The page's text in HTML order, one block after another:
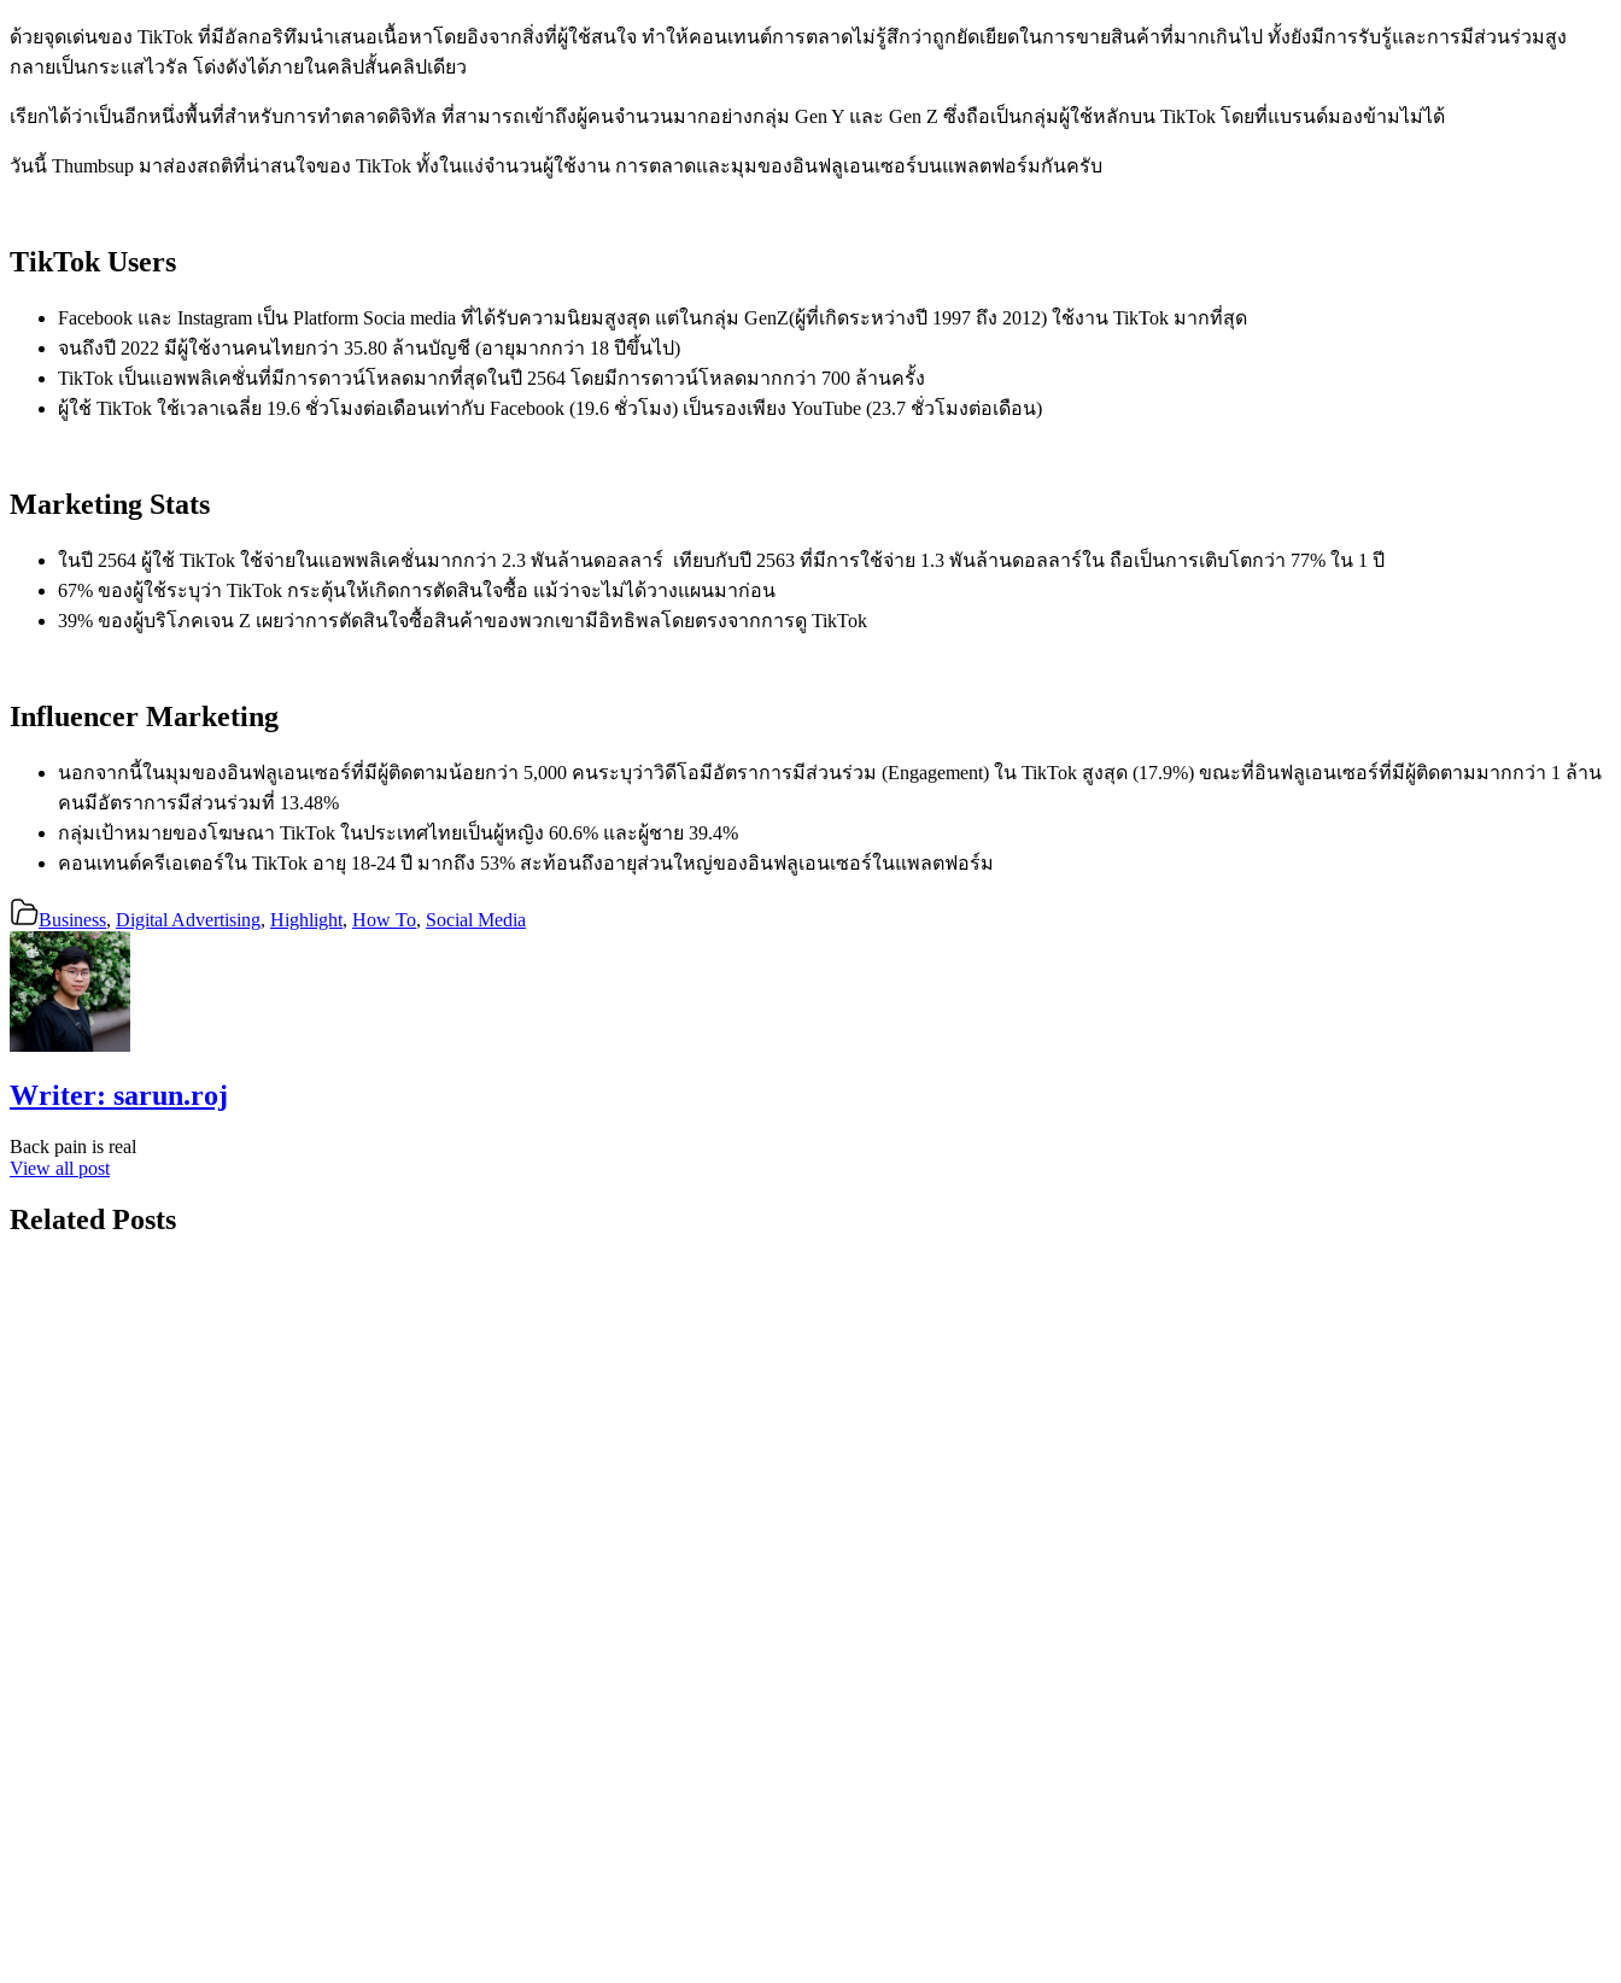
ด้วยจุดเด่นของ TikTok ที่มีอัลกอริทึมนำเสนอเนื้อหาโดยอิงจากสิ่งที่ผู้ใช้สนใจ ทำให้คอนเทนต์การตลาดไม่รู้สึกว่าถูกยัดเยียดในการขายสินค้าที่มากเกินไป ทั้งยังมีการรับรู้และการมีส่วนร่วมสูง
กลายเป็นกระแสไวรัล โด่งดังได้ภายในคลิปสั้นคลิปเดียว
เรียกได้ว่าเป็นอีกหนึ่งพื้นที่สำหรับการทำตลาดดิจิทัล ที่สามารถเข้าถึงผู้คนจำนวนมากอย่างกลุ่ม Gen Y และ Gen Z ซึ่งถือเป็นกลุ่มผู้ใช้หลักบน TikTok โดยที่แบรนด์มองข้ามไม่ได้
วันนี้ Thumbsup มาส่องสถติที่น่าสนใจของ TikTok ทั้งในแง่จำนวนผู้ใช้งาน การตลาดและมุมของอินฟลูเอนเซอร์บนแพลตฟอร์มกันครับ
TikTok Users
Facebook และ Instagram เป็น Platform Socia media ที่ได้รับความนิยมสูงสุด แต่ในกลุ่ม GenZ(ผู้ที่เกิดระหว่างปี 1997 ถึง 2012) ใช้งาน TikTok มากที่สุด
จนถึงปี 2022 มีผู้ใช้งานคนไทยกว่า 35.80 ล้านบัญชี (อายุมากกว่า 18 ปีขึ้นไป)
TikTok เป็นแอพพลิเคชั่นที่มีการดาวน์โหลดมากที่สุดในปี 2564 โดยมีการดาวน์โหลดมากกว่า 700 ล้านครั้ง
ผู้ใช้ TikTok ใช้เวลาเฉลี่ย 19.6 ชั่วโมงต่อเดือนเท่ากับ Facebook (19.6 ชั่วโมง) เป็นรองเพียง YouTube (23.7 ชั่วโมงต่อเดือน)
Marketing Stats
ในปี 2564 ผู้ใช้ TikTok ใช้จ่ายในแอพพลิเคชั่นมากกว่า 2.3 พันล้านดอลลาร์ เทียบกับปี 2563 ที่มีการใช้จ่าย 1.3 พันล้านดอลลาร์ใน ถือเป็นการเติบโตกว่า 77% ใน 1 ปี
67% ของผู้ใช้ระบุว่า TikTok กระตุ้นให้เกิดการตัดสินใจซื้อ แม้ว่าจะไม่ได้วางแผนมาก่อน
39% ของผู้บริโภคเจน Z เผยว่าการตัดสินใจซื้อสินค้าของพวกเขามีอิทธิพลโดยตรงจากการดู TikTok
Influencer Marketing
นอกจากนี้ในมุมของอินฟลูเอนเซอร์ที่มีผู้ติดตามน้อยกว่า 5,000 คนระบุว่าวิดีโอมีอัตราการมีส่วนร่วม (Engagement) ใน TikTok สูงสุด (17.9%) ขณะที่อินฟลูเอนเซอร์ที่มีผู้ติดตามมากกว่า 1 ล้าน
คนมีอัตราการมีส่วนร่วมที่ 13.48%
กลุ่มเป้าหมายของโฆษณา TikTok ในประเทศไทยเป็นผู้หญิง 60.6% และผู้ชาย 39.4%
คอนเทนต์ครีเอเตอร์ใน TikTok อายุ 18-24 ปี มากถึง 53% สะท้อนถึงอายุส่วนใหญ่ของอินฟลูเอนเซอร์ในแพลตฟอร์ม
Business, Digital Advertising, Highlight, How To, Social Media
Writer: sarun.roj
Back pain is real
View all post
Related Posts